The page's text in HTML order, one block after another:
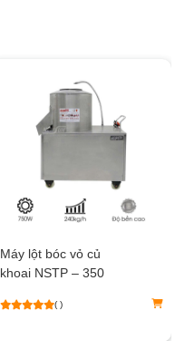
Máy lột bóc vỏ củ
khoai NSTP – 350
( )